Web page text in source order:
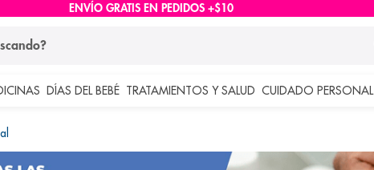
ENVÍO GRATIS EN PEDIDOS +$10
DÍAS DEL BEBÉ TRATAMIENTOS Y SALUD CUIDADO PERSONAL
buscados